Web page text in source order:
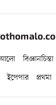
বিজ্ঞানচিন্তা
ইপেপার প্রথমা